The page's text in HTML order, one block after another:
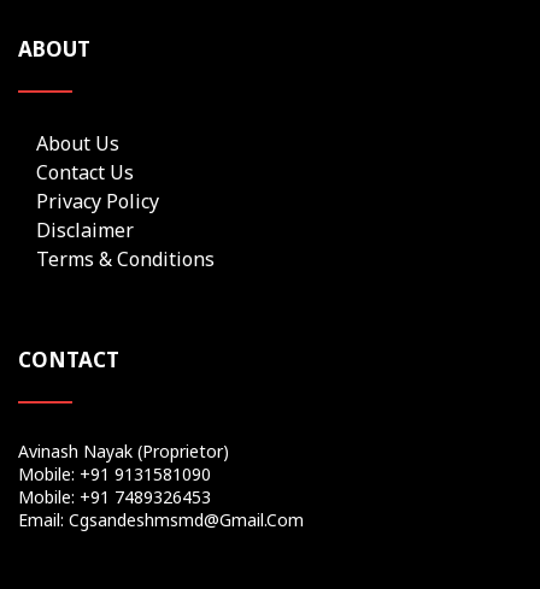
ABOUT
About Us
Contact Us
Privacy Policy
Disclaimer
Terms & Conditions
CONTACT
Avinash Nayak (Proprietor)
Mobile: +91 9131581090
Mobile: +91 7489326453
Email: Cgsandeshmsmd@gmail.com